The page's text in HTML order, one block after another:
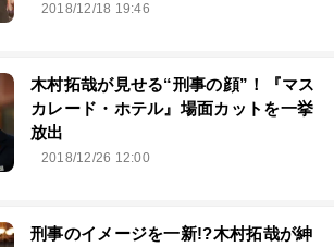
2018/12/18 19:46
木村拓哉が見せる“刑事の顔”！『マス
カレード・ホテル』場面カットを一挙
放出
2018/12/26 12:00
刑事のイメージを一新!?木村拓哉が紳